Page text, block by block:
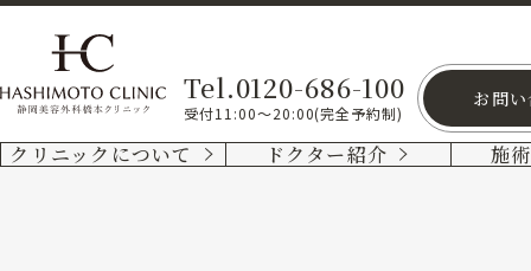
Tel.0120-686-100
受付11:00～20:00(完全予約制)
お問
クリニックについて ドクター紹介 施